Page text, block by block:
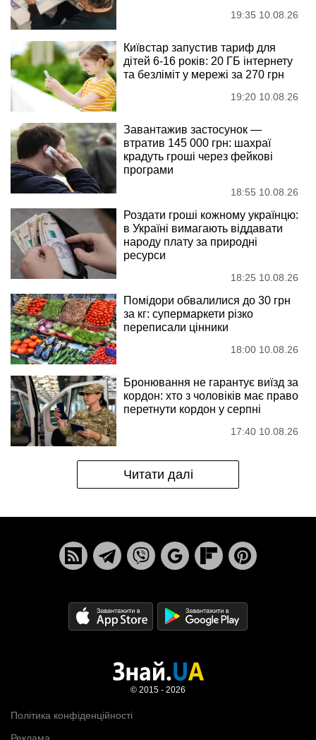
19:35 10.08.26
Київстар запустив тариф для
дітей 6-16 років: 20 ГБ інтернету
та безліміт у мережі за 270 грн
19:20 10.08.26
Завантажив застосунок —
втратив 145 000 грн: шахраї
крадуть гроші через фейкові
програми
18:55 10.08.26
Роздати гроші кожному українцю:
в Україні вимагають віддавати
народу плату за природні
ресурси
18:25 10.08.26
Помідори обвалилися до 30 грн
за кг: супермаркети різко
переписали цінники
18:00 10.08.26
Бронювання не гарантує виїзд за
кордон: хто з чоловіків має право
перетнути кордон у серпні
17:40 10.08.26
Читати далі
Політика конфіденційності
© 2015 - 2026